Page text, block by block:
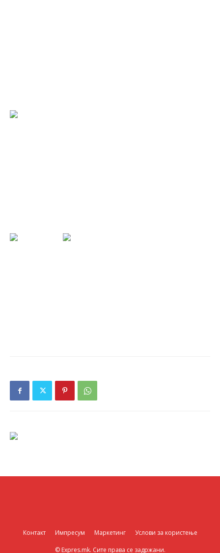
Контакт Импресум Маркетинг Услови за користење
© Expres.mk. Сите права се задржани.